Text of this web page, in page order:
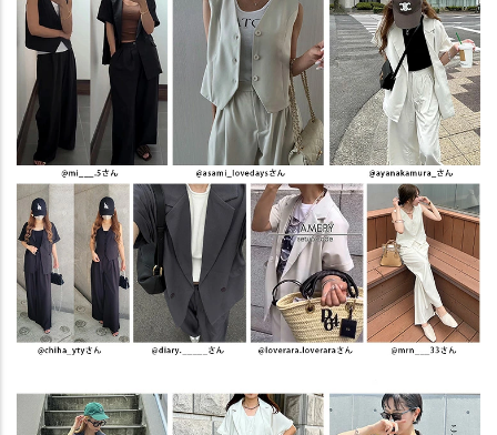
ブラックベスト
在庫切れ
—
グレーベスト
在庫切れ
—
ブラウンベスト
在庫切れ
—
エクリュベスト
在庫切れ
—
ブラックジャケット
在庫切れ
—
グレージャケット
在庫切れ